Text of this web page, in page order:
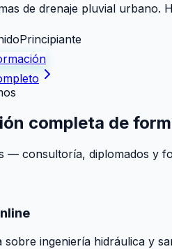
de drenaje pluvial urbano.
Principiante
completa de
— consultoría, diplomados y
sobre ingeniería hidráulica y